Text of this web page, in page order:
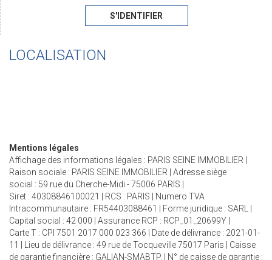
S'IDENTIFIER
LOCALISATION
Mentions légales
Affichage des informations légales : PARIS SEINE IMMOBILIER |
Raison sociale : PARIS SEINE IMMOBILIER | Adresse siège
social : 59 rue du Cherche-Midi - 75006 PARIS |
Siret : 40308846100021 | RCS : PARIS | Numero TVA
Intracommunautaire : FR54403088461 | Forme juridique : SARL |
Capital social : 42 000 | Assurance RCP : RCP_01_20699Y |
Carte T : CPI 7501 2017 000 023 366 | Date de délivrance : 2021-01-
11 | Lieu de délivrance : 49 rue de Tocqueville 75017 Paris | Caisse
de garantie financière : GALIAN-SMABTP. | N° de caisse de garantie :